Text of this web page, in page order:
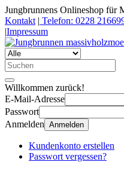
Jungbrunnens Onlineshop für
Kontakt | Telefon: 0228
|Impressum
Willkommen zurück!
E-Mail-Adresse
Passwort
Anmelden Anmelden
Kundenkonto erstellen
Passwort vergessen?